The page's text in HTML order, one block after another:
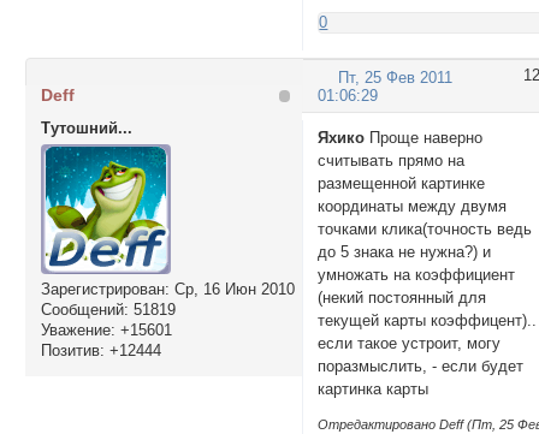
0
12
Пт, 25 Фев 2011
01:06:29
Deff
Тутошний...
Зарегистрирован: Ср, 16 Июн 2010
Сообщений: 51819
Уважение: +15601
Позитив: +12444
Яхико Проще наверно
считывать прямо на
размещенной картинке
координаты между двумя
точками клика(точность ведь
до 5 знака не нужна?) и
умножать на коэффициент
(некий постоянный для
текущей карты коэффицент)..
если такое устроит, могу
поразмыслить, - если будет
картинка карты
Отредактировано Deff (Пт, 25